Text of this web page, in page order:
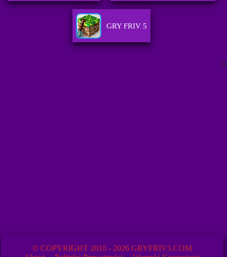
GRY FRIV 5
© COPYRIGHT 2010 - 2026 GRYFRIV5.COM